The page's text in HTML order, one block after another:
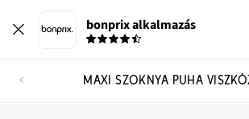
bonprix alkalmazás
MAXI SZOKNYA PUHA